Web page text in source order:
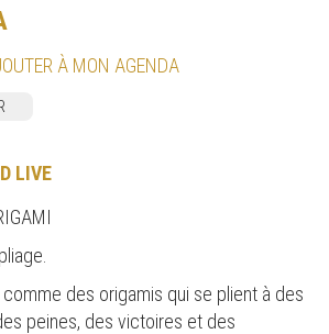
À MON AGENDA
LIVE
des origamis qui se plient à des
peines, des victoires et des